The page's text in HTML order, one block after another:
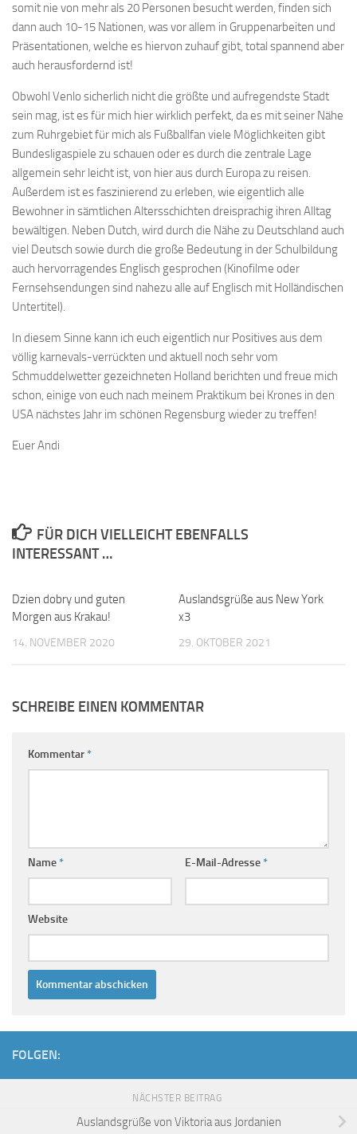
somit nie von mehr als 20 Personen besucht werden, finden sich
dann auch 10-15 Nationen, was vor allem in Gruppenarbeiten und
Präsentationen, welche es hiervon zuhauf gibt, total spannend aber
auch herausfordernd ist!
Obwohl Venlo sicherlich nicht die größte und aufregendste Stadt
sein mag, ist es für mich hier wirklich perfekt, da es mit seiner Nähe
zum Ruhrgebiet für mich als Fußballfan viele Möglichkeiten gibt
Bundesligaspiele zu schauen oder es durch die zentrale Lage
allgemein sehr leicht ist, von hier aus durch Europa zu reisen.
Außerdem ist es faszinierend zu erleben, wie eigentlich alle
Bewohner in sämtlichen Altersschichten dreisprachig ihren Alltag
bewältigen. Neben Dutch, wird durch die Nähe zu Deutschland auch
viel Deutsch sowie durch die große Bedeutung in der Schulbildung
auch hervorragendes Englisch gesprochen (Kinofilme oder
Fernsehsendungen sind nahezu alle auf Englisch mit Holländischen
Untertitel).
In diesem Sinne kann ich euch eigentlich nur Positives aus dem
völlig karnevals-verrückten und aktuell noch sehr vom
Schmuddelwetter gezeichneten Holland berichten und freue mich
schon, einige von euch nach meinem Praktikum bei Krones in den
USA nächstes Jahr im schönen Regensburg wieder zu treffen!
Euer Andi
FÜR DICH VIELLEICHT EBENFALLS
INTERESSANT …
Dzien dobry und guten
Morgen aus Krakau!
14. NOVEMBER 2020
Auslandsgrüße aus New York
x3
29. OKTOBER 2021
SCHREIBE EINEN KOMMENTAR
Kommentar*
Name* E-Mail-Adresse*
Website
FOLGEN:
NÄCHSTER BEITRAG
Auslandsgrüße von Viktoria aus Jordanien